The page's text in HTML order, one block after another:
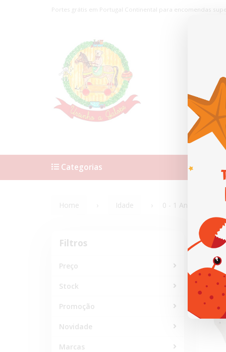
Portes grátis em Portugal Continental para encomendas
Categorias
Home Idade 0 - 1 Anos
Filtros
Preço
Stock
Promoção
Novidade
Marcas
0 -